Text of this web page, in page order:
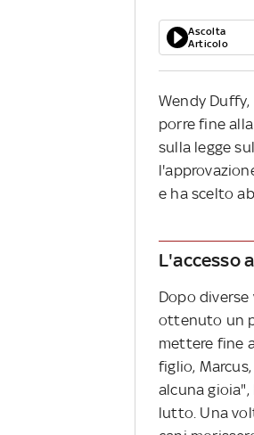
Ascolta
Articolo
Wendy
porre fine
sulla legge
e ha scelto
L'accesso
Dopo
ottenuto un
mettere fine
figlio,
alcuna
lutto. Una